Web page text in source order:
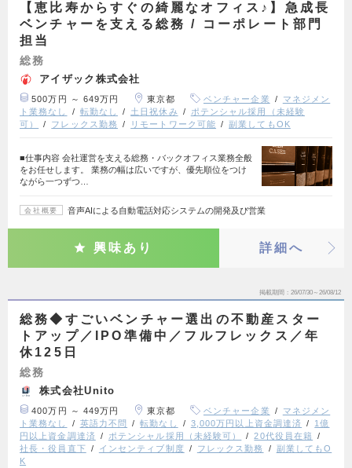
【恵比寿からすぐの綺麗なオフィス♪】急成長
ベンチャーを支える総務 / コーポレート部門
担当
総務
アイザック株式会社
500万円 ～ 649万円 東京都 ベンチャー企業
マネジメン
ト業務なし
転勤なし 土日祝休み
ポテンシャル採用（未経験
可）
フレックス勤務 リモートワーク可能 副業してもOK
■仕事内容 会社運営を支える総務・バックオフィス業務全般
をお任せします。 業務の幅は広いですが、優先順位をつけ
ながら一つずつ…
会社概要 音声AIによる自動電話対応システムの開発及び営業
興味あり 詳細へ
掲載期間 26/07/30～26/08/12
総務◆すごいベンチャー選出の不動産スター
トアップ／IPO準備中／フルフレックス／年
休125日
総務
株式会社Unito
400万円 ～ 449万円 東京都 ベンチャー企業
マネジメン
ト業務なし
英語力不問 転勤なし 3,000万円以上資金調達済
1億
円以上資金調達済
ポテンシャル採用（未経験可）
20代役員在籍
社長・役員直下
インセンティブ制度 フレックス勤務
副業してもO
K